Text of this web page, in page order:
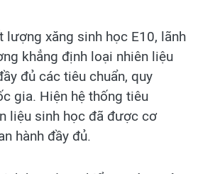
lượng xăng sinh học E10, lãnh
khẳng định loại nhiên liệu
đủ các tiêu chuẩn, quy
gia. Hiện hệ thống tiêu
liệu sinh học đã được cơ
hành đầy đủ.